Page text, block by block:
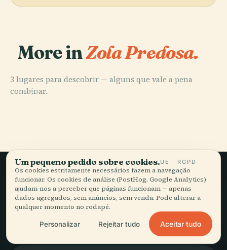
More inZola Predosa.
3 lugares para descobrir — alguns que vale a pena
combinar.
PLACE
PLACE
Viagem lenta,
bem contada.
Um pequeno pedido sobre cookies.UE · RGPD
Os cookies estritamente necessários fazem a navegação
funcionar. Os cookies de análise (PostHog, Google Analytics)
ajudam-nos a perceber que páginas funcionam — apenas
dados agregados, sem anúncios, sem venda. Pode alterar a
qualquer momento no rodapé.
Personalizar Rejeitar tudo Aceitar tudo